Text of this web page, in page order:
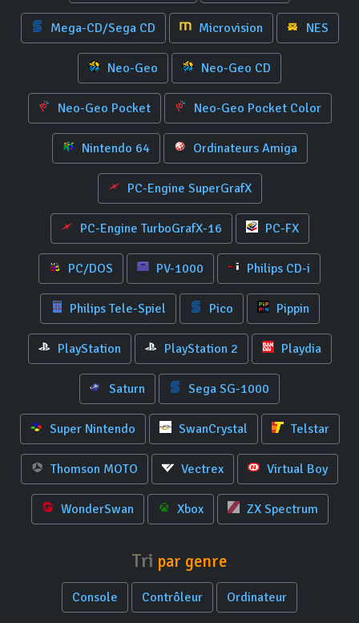
Mega-CD/Sega CD Microvision NES
Neo-Geo Neo-Geo CD
Neo-Geo Pocket Neo-Geo Pocket Color
Nintendo 64 Ordinateurs Amiga
PC-Engine SuperGrafX
PC-Engine TurboGrafX-16 PC-FX
PC/DOS PV-1000 Philips CD-i
Philips Tele-Spiel Pico Pippin
PlayStation PlayStation 2 Playdia
Saturn Sega SG-1000
Super Nintendo SwanCrystal Telstar
Thomson MOTO Vectrex Virtual Boy
WonderSwan Xbox ZX Spectrum
Tri par genre
Console Contrôleur Ordinateur